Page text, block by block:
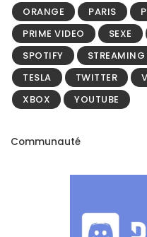
ORANGE
PARIS
PRIME VIDEO
SEXE
SPOTIFY
STREAMING
TESLA
TWITTER
XBOX
YOUTUBE
Communauté